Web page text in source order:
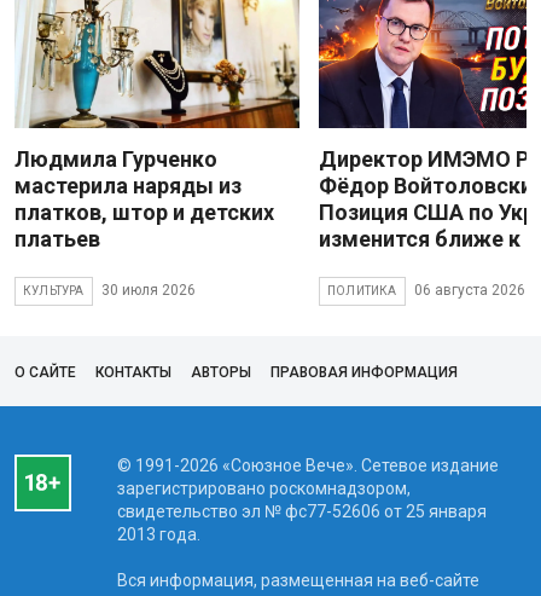
Людмила Гурченко
мастерила наряды из
платков, штор и детских
платьев
КУЛЬТУРА 30 июля 2026
Директор ИМЭМО
Фёдор
Позиция США по
изменится ближе к
ПОЛИТИКА 06 августа 2026
О САЙТЕ КОНТАКТЫ АВТОРЫ ПРАВОВАЯ ИНФОРМАЦИЯ
© 1991-2026 «Союзное Вече». Сетевое издание
зарегистрировано роскомнадзором,
свидетельство эл № фc77-52606 от 25 января
2013 года.
Вся информация, размещенная на веб-сайте